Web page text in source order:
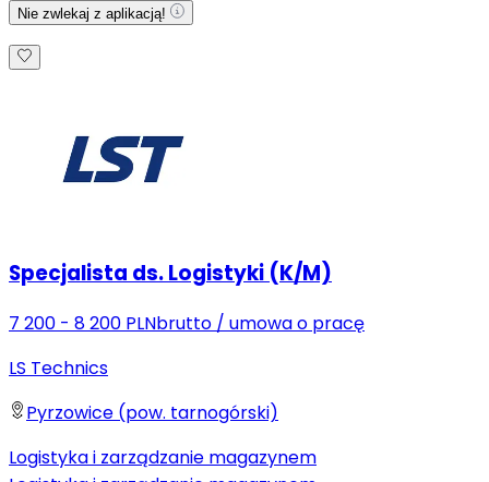
Nie zwlekaj z aplikacją!
Specjalista ds. Logistyki (K/M)
7 200 - 8 200 PLNbrutto / umowa o pracę
LS Technics
Pyrzowice (pow. tarnogórski)
Logistyka i zarządzanie magazynem